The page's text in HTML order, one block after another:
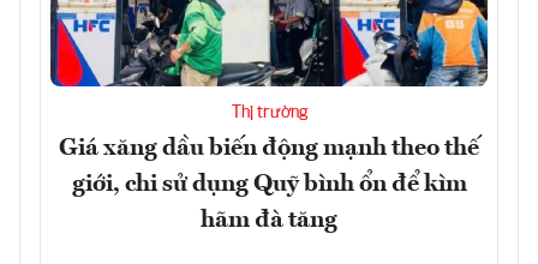
Thị trường
Giá xăng dầu biến động mạnh theo thế
giới, chi sử dụng Quỹ bình ổn để kìm
hãm đà tăng